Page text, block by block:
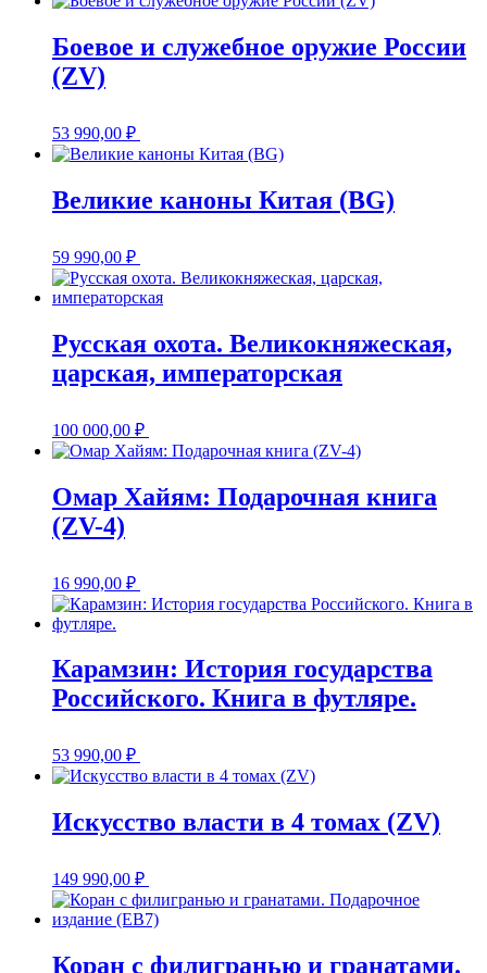
Боевое и служебное оружие России
(ZV)
53 990,00 ₽
Великие каноны Китая (BG)
59 990,00 ₽
Русская охота. Великокняжеская,
царская, императорская
100 000,00 ₽
Омар Хайям: Подарочная книга
(ZV-4)
16 990,00 ₽
Карамзин: История государства
Российского. Книга в футляре.
53 990,00 ₽
Искусство власти в 4 томах (ZV)
149 990,00 ₽
Коран с филигранью и гранатами.